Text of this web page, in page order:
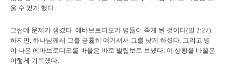
울 수 있게 했다.
그런데 문제가 생겼다. 에바브로디도가 병들어 죽게 된 것이다(빌 2:27).
하지만, 하나님께서 그를 긍휼히 여기셔서 그를 낫게 하셨다. 그리고 병
이 나은 에바브로디도를 바울은 바로 빌립보로 보냈다. 이 상황을 바울은
이렇게 기록했다.